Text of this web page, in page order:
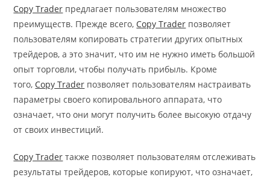
Copy Trader предлагает пользователям множество
преимуществ. Прежде всего, Copy Trader позволяет
пользователям копировать стратегии других опытных
трейдеров, а это значит, что им не нужно иметь большой
опыт торговли, чтобы получать прибыль. Кроме
того, Copy Trader позволяет пользователям настраивать
параметры своего копировального аппарата, что
означает, что они могут получить более высокую отдачу
от своих инвестиций.
Copy Trader также позволяет пользователям отслеживать
результаты трейдеров, которые копируют, что означает,